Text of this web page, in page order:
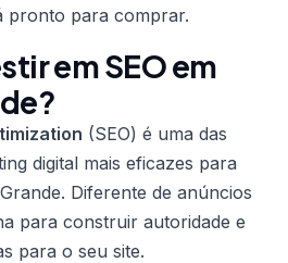
pronto para comprar.
em SEO em
(SEO) é uma das
digital mais eficazes para
Diferente de anúncios
para construir autoridade e
para o seu site.